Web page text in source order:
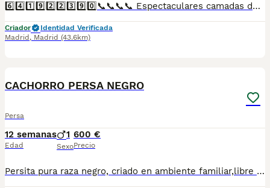
6️⃣4️⃣1️⃣9️⃣2️⃣2️⃣3️⃣9️⃣0️⃣📞📞📞📞 Espectaculares camadas de de machos y hembras de pesas de pelo corto chinchilla nacionales descendientes de las mejores líneas de sangre. Disponibles tanto hembras como machos. Las camadas están bajo supervisión veterinaria desde su nacimiento hasta que son entregadas a su nueva familia. Criados por un equipo de profesionales y mejores personas que, con más de 20 años de experiencia , cuidan a los animales por vocación, aplicando una cría ética y responsable para que cada cachorro se desarrolle con la mejor salud y con un buen temperamento. Todos los cachorritos se entregan con unos dos meses y medio de edad y sus vacunas correspondientes, desparasitados interna y externamente, con certificado de salud, y garantía tanto por enfermedad vírica como congénito genética. Posibilidad de entregar en toda España mediante transporte propio preparado para animales y con chofer privado. Los precios pueden variar según las características y morfología de cada cachorro. Añádenos al whats app o llámanos, y encantados atenderemos todas tus dudas y consultas. Teléfono / Whats app: 641 92 23 90
Criador
Identidad Verificada
Madrid , Madrid (43.6km)
CACHORRO PERSA NEGRO
Persa
12 semanas
Edad
1
Sexo
600 €
Precio
Persita pura raza negro, criado en ambiente familiar,libre de inmunodeficiencia leucemia y PKD,con revisión veterinaria, cartilla veterinaria, desparasitados y vacunas, estamos en Madrid,se hacen envíos a toda España